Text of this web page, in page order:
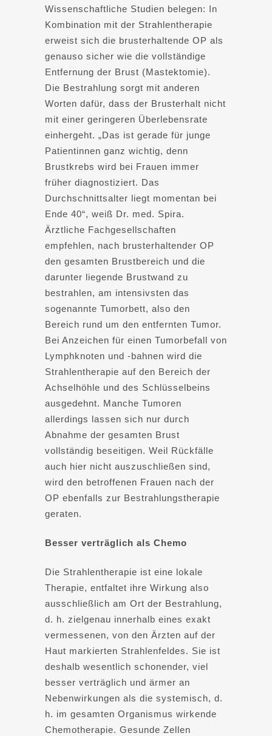
Wissenschaftliche Studien belegen: In
Kombination mit der Strahlentherapie
erweist sich die brusterhaltende OP als
genauso sicher wie die vollständige
Entfernung der Brust (Mastektomie).
Die Bestrahlung sorgt mit anderen
Worten dafür, dass der Brusterhalt nicht
mit einer geringeren Überlebensrate
einhergeht. „Das ist gerade für junge
Patientinnen ganz wichtig, denn
Brustkrebs wird bei Frauen immer
früher diagnostiziert. Das
Durchschnittsalter liegt momentan bei
Ende 40“, weiß Dr. med. Spira.
Ärztliche Fachgesellschaften
empfehlen, nach brusterhaltender OP
den gesamten Brustbereich und die
darunter liegende Brustwand zu
bestrahlen, am intensivsten das
sogenannte Tumorbett, also den
Bereich rund um den entfernten Tumor.
Bei Anzeichen für einen Tumorbefall von
Lymphknoten und -bahnen wird die
Strahlentherapie auf den Bereich der
Achselhöhle und des Schlüsselbeins
ausgedehnt. Manche Tumoren
allerdings lassen sich nur durch
Abnahme der gesamten Brust
vollständig beseitigen. Weil Rückfälle
auch hier nicht auszuschließen sind,
wird den betroffenen Frauen nach der
OP ebenfalls zur Bestrahlungstherapie
geraten.
Besser verträglich als Chemo
Die Strahlentherapie ist eine lokale
Therapie, entfaltet ihre Wirkung also
ausschließlich am Ort der Bestrahlung,
d. h. zielgenau innerhalb eines exakt
vermessenen, von den Ärzten auf der
Haut markierten Strahlenfeldes. Sie ist
deshalb wesentlich schonender, viel
besser verträglich und ärmer an
Nebenwirkungen als die systemisch, d.
h. im gesamten Organismus wirkende
Chemotherapie. Gesunde Zellen